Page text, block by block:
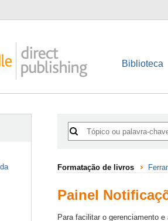
Biblioteca
Formatação de livros
Painel
Para facilitar o gerenciamento